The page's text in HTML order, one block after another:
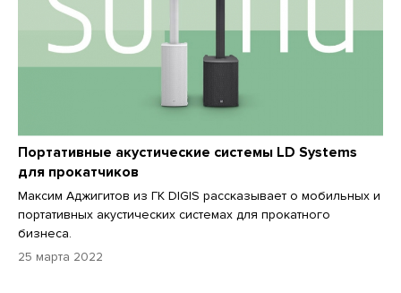
Портативные акустические системы LD Systems
для прокатчиков
Максим Аджигитов из ГК DIGIS рассказывает о мобильных и
портативных акустических системах для прокатного
бизнеса.
25 марта 2022